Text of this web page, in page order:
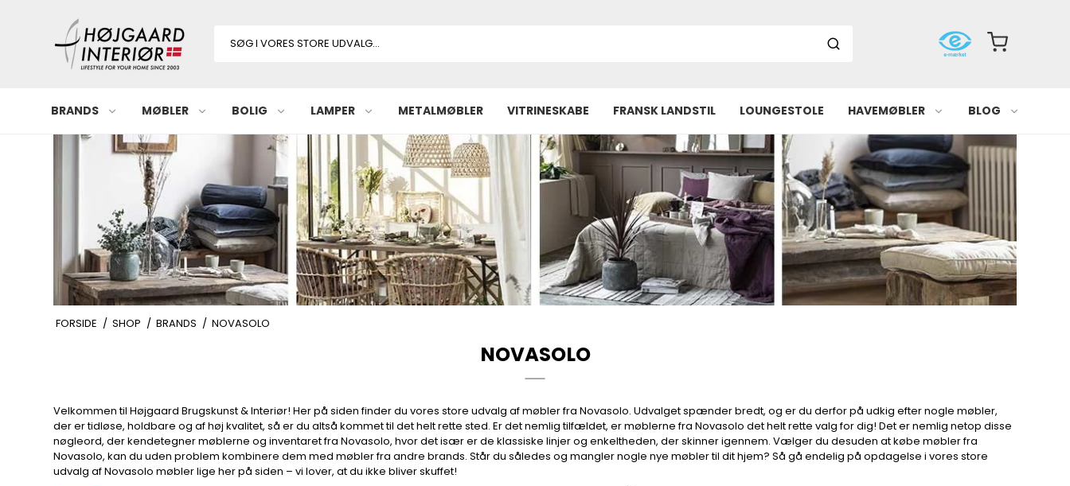
BRANDS MØBLER BOLIG LAMPER METALMØBLER VITRINESKABE FRANSK LANDSTIL LOUNGESTOLE HAVEMØBLER BLOG
FORSIDE / SHOP / BRANDS / NOVASOLO
NOVASOLO
Velkommen til Højgaard Brugskunst & Interiør! Her på siden finder du vores store udvalg af møbler fra Novasolo. Udvalget spænder bredt, og er du derfor på udkig efter nogle møbler,
der er tidløse, holdbare og af høj kvalitet, så er du altså kommet til det helt rette sted. Er det nemlig tilfældet, er møblerne fra Novasolo det helt rette valg for dig! Det er nemlig netop disse
nøgleord, der kendetegner møblerne og inventaret fra Novasolo, hvor det især er de klassiske linjer og enkeltheden, der skinner igennem. Vælger du desuden at købe møbler fra
Novasolo, kan du uden problem kombinere dem med møbler fra andre brands. Står du således og mangler nogle nye møbler til dit hjem? Så gå endelig på opdagelse i vores store
udvalg af Novasolo møbler lige her på siden – vi lover, at du ikke bliver skuffet!